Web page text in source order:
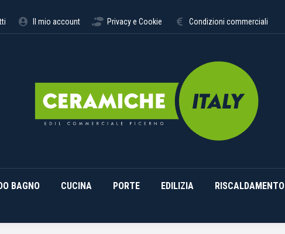
Il mio account Privacy e Cookie Condizioni commerciali
BAGNO CUCINA PORTE EDILIZIA RISCALDAMENTO
ARREDO BAGNO CUCINA PORTE EDILIZIA